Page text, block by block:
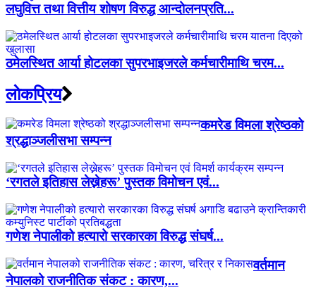
लघुवित्त तथा वित्तीय शोषण विरुद्ध आन्दोलनप्रति...
ठमेलस्थित आर्या होटलका सुपरभाइजरले कर्मचारीमाथि चरम...
लाेकप्रिय
कमरेड विमला श्रेष्ठको
श्रद्धाञ्जलीसभा सम्पन्न
‘रगतले इतिहास लेख्नेहरू’ पुस्तक विमोचन एवं...
गणेश नेपालीको हत्यारो सरकारका विरुद्ध संघर्ष...
वर्तमान
नेपालको राजनीतिक संकट : कारण,...